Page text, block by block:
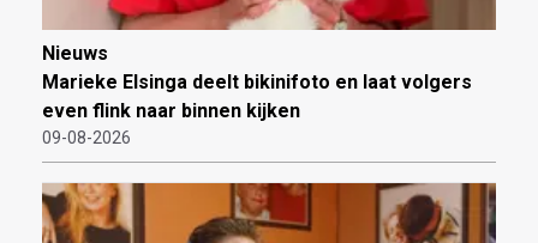
Nieuws
Marieke Elsinga deelt bikinifoto en laat volgers
even flink naar binnen kijken
09-08-2026